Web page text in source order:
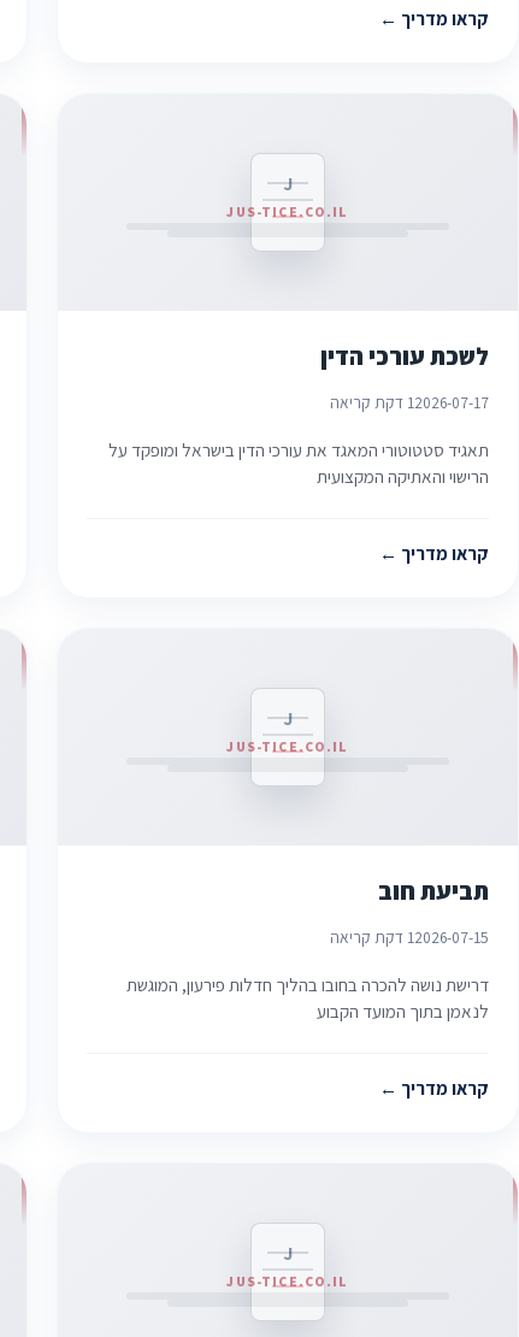
קראו מדריך
J
JUS-TICE.CO.IL
לשכת עורכי הדין
2026-07-171 דקת קריאה
תאגיד סטטוטורי המאגד את עורכי הדין בישראל ומופקד על
הרישוי והאתיקה המקצועית
קראו מדריך
J
JUS-TICE.CO.IL
תביעת חוב
2026-07-151 דקת קריאה
דרישת נושה להכרה בחובו בהליך חדלות פירעון, המוגשת
לנאמן בתוך המועד הקבוע
קראו מדריך
J
JUS-TICE.CO.IL